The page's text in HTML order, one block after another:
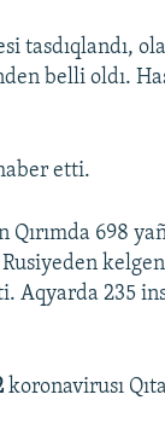
tasdıqlandı,
belli oldı.
etti.
698
Aqyarda 235
koronavirusı